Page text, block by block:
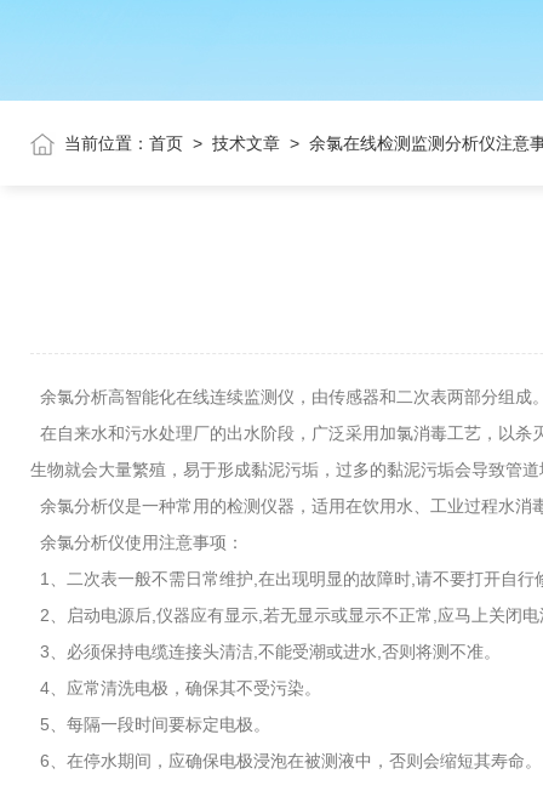
当前位置： 首页 > 技术文章 > 余氯在线检测监测分析仪注意
余氯分析高智能化在线连续监测仪，由传感器和二次表两部分组
在自来水和污水处理厂的出水阶段，广泛采用加氯消毒工艺，以
生物就会大量繁殖，易于形成黏泥污垢，过多的黏泥污垢会导致管
余氯分析仪是一种常用的检测仪器，适用在饮用水、工业过程水
余氯分析仪使用注意事项：
1、二次表一般不需日常维护,在出现明显的故障时,请不要打开自行
2、启动电源后,仪器应有显示,若无显示或显示不正常,应马上关闭
3、必须保持电缆连接头清洁,不能受潮或进水,否则将测不准。
4、应常清洗电极，确保其不受污染。
5、每隔一段时间要标定电极。
6、在停水期间，应确保电极浸泡在被测液中，否则会缩短其寿命。